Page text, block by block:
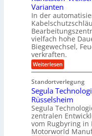
r
V
o
r
j
a
h
r
n
g
s
f
ö
r
d
e
r
u
n
g
b
r
a
s
c
h
a
l
l
s
e
n
s
o
r
e
e
l
g
e
w
i
n
d
e
t
r
i
b
Varianten
In der
vielfach hohe
Biegewechsel,
verkraften.
Weiterlesen:
K
n
s
t
s
t
o
f
f
Standortverlegung
Segula
Rüsselsheim
Segula
zentralen
vom Rugbyring in
Motorworld